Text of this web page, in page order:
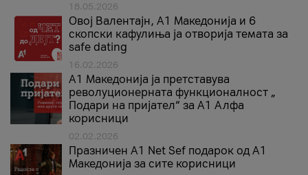
18.05.2026
Овој Валентајн, A1 Македонија и 6
скопски кафулиња ја отворија темата за
safe dating
16.02.2026
А1 Македонија ја претставува
револуционерната функционалност „
Подари на пријател“ за А1 Алфа
корисници
02.02.2026
Празничен A1 Net Sеf подарок од А1
Македонија за сите корисници